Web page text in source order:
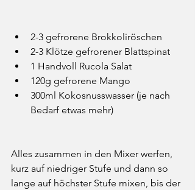
2-3 gefrorene Brokkoliröschen
2-3 Klötze gefrorener Blattspinat
1 Handvoll Rucola Salat
120g gefrorene Mango
300ml Kokosnusswasser (je nach
Bedarf etwas mehr)
Alles zusammen in den Mixer werfen,
kurz auf niedriger Stufe und dann so
lange auf höchster Stufe mixen, bis der